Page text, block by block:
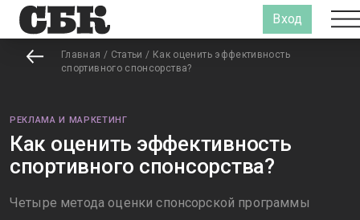
Вход
Главная / Статьи / Как оценить эффективность
спортивного спонсорства?
РЕКЛАМА И МАРКЕТИНГ
Как оценить эффективность
спортивного спонсорства?
Четыре метода оценки спонсорской программы